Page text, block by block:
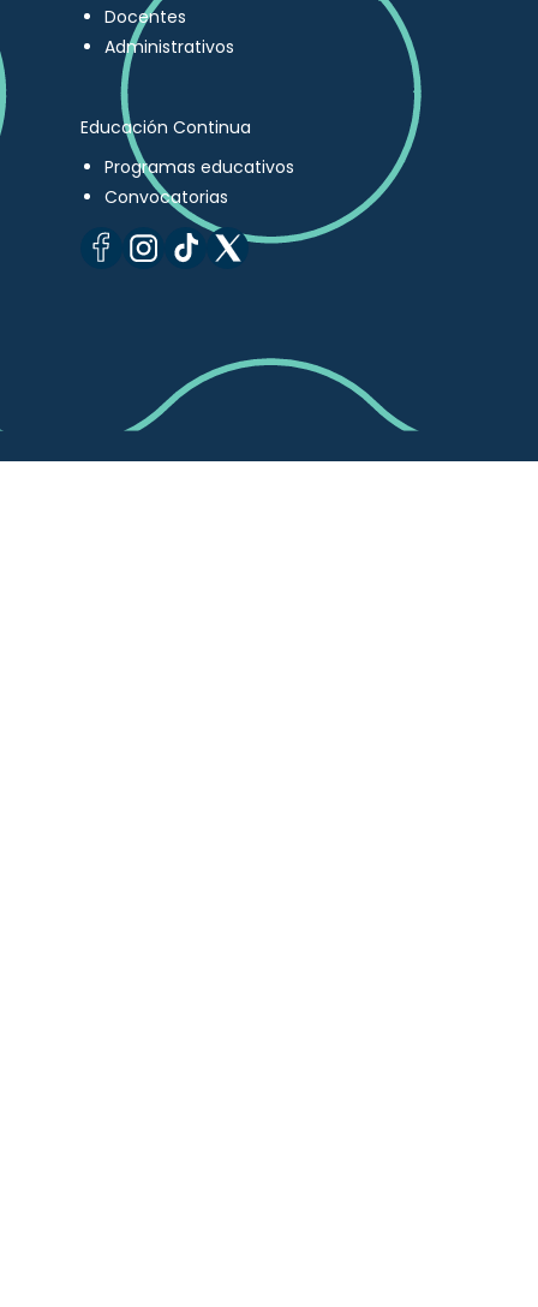
Docentes
Administrativos
Educación Continua
Programas educativos
Convocatorias